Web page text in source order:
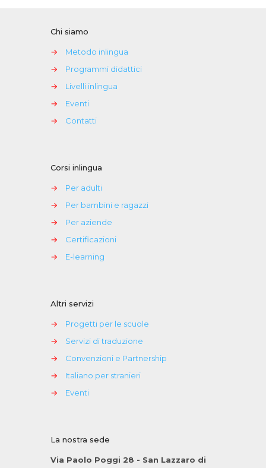
Chi siamo
→
Metodo inlingua
→
Programmi didattici
→
Livelli inlingua
→
Eventi
→
Contatti
Corsi inlingua
→
Per adulti
→
Per bambini e ragazzi
→
Per aziende
→
Certificazioni
→
E-learning
Altri servizi
→
Progetti per le scuole
→
Servizi di traduzione
→
Convenzioni e Partnership
→
Italiano per stranieri
→
Eventi
La nostra sede
Via Paolo Poggi 28 - San Lazzaro di